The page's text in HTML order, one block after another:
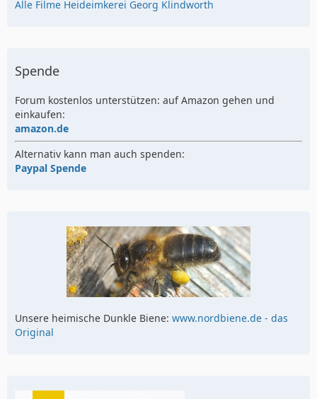
Alle Filme Heideimkerei Georg Klindworth
Spende
Forum kostenlos unterstützen: auf Amazon gehen und
einkaufen:
amazon.de
Alternativ kann man auch spenden:
Paypal Spende
Unsere heimische Dunkle Biene: www.nordbiene.de - das
Original